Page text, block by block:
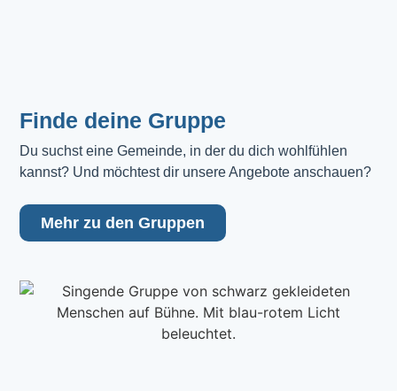
Finde deine Gruppe
Du suchst eine Gemeinde, in der du dich wohlfühlen
kannst? Und möchtest dir unsere Angebote anschauen?
Mehr zu den Gruppen